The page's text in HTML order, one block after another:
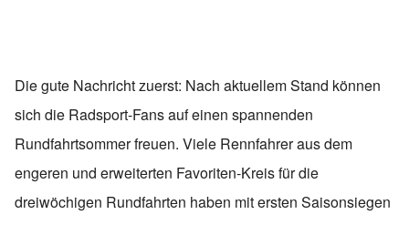
Die gute Nachricht zuerst: Nach aktuellem Stand können
sich die Radsport-Fans auf einen spannenden
Rundfahrtsommer freuen. Viele Rennfahrer aus dem
engeren und erweiterten Favoriten-Kreis für die
dreiwöchigen Rundfahrten haben mit ersten Saisonsiegen